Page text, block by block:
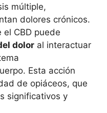
múltiple,
dolores crónicos.
CBD puede
dolor al interactuar
Esta acción
de opiáceos, que
significativos y